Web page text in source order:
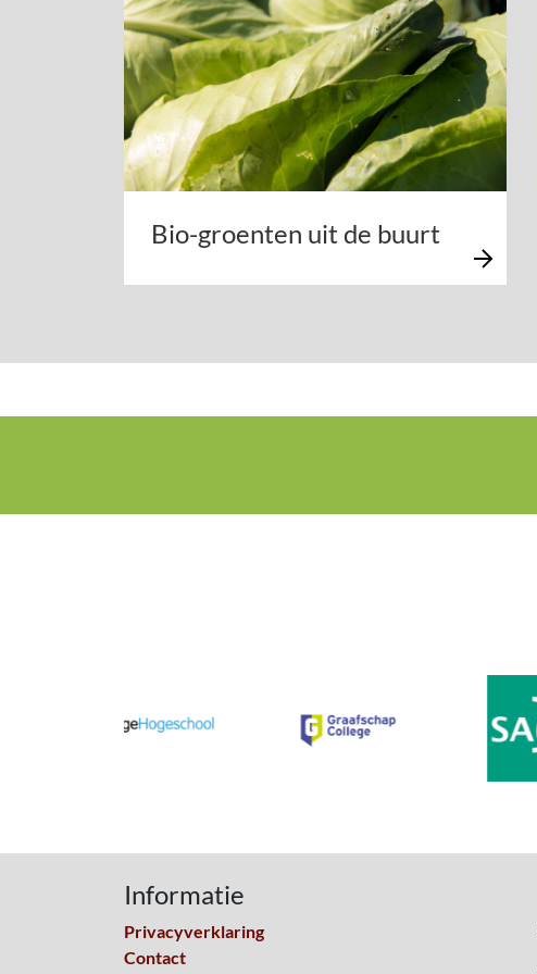
Bio-groenten uit de buurt
Informatie
Privacyverklaring
Contact